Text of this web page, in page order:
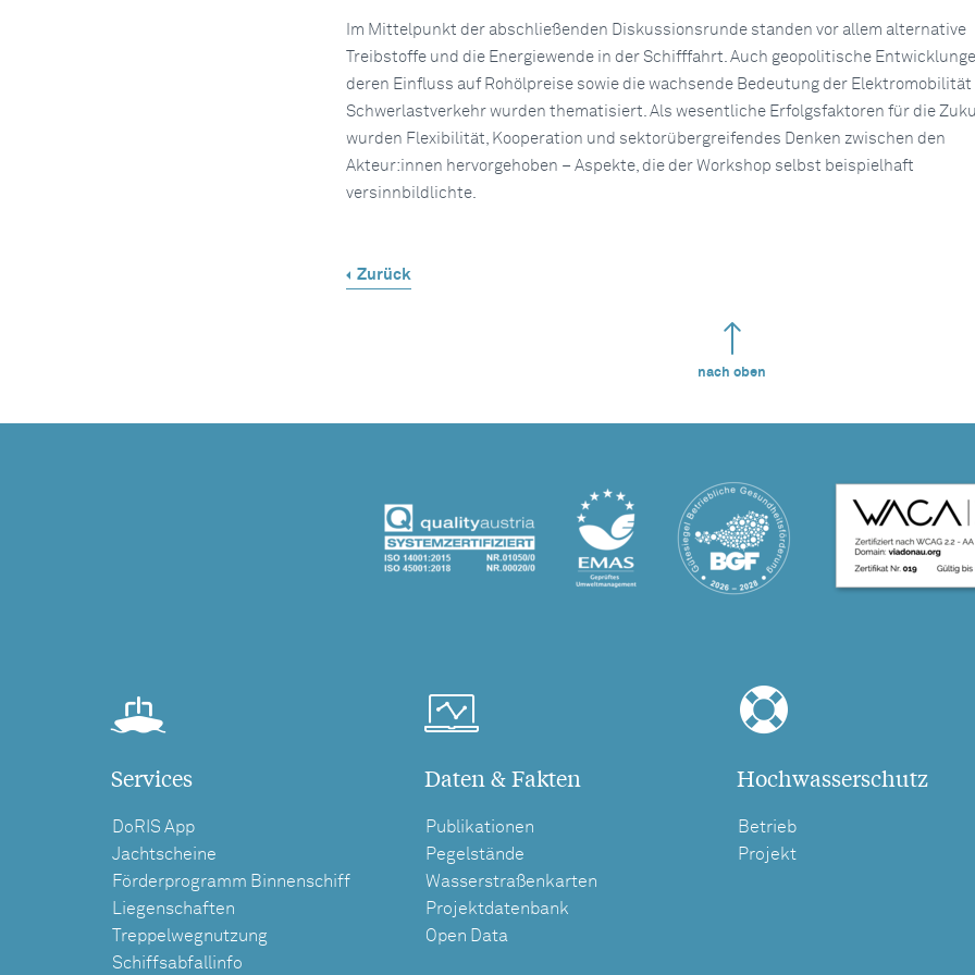
Im Mittelpunkt der abschließenden Diskussionsrunde standen vor allem alternative
Treibstoffe und die Energiewende in der Schifffahrt. Auch geopolitische
deren Einfluss auf Rohölpreise sowie die wachsende Bedeutung der Elektromobilität
Schwerlastverkehr wurden thematisiert. Als wesentliche Erfolgsfaktoren für die
wurden Flexibilität, Kooperation und sektorübergreifendes Denken zwischen den
Akteur:innen hervorgehoben – Aspekte, die der Workshop selbst beispielhaft
versinnbildlichte.
Zurück
nach oben
Services
DoRIS App
Jachtscheine
Förderprogramm Binnenschiff
Liegenschaften
Treppelwegnutzung
Schiffsabfallinfo
Daten & Fakten
Publikationen
Pegelstände
Wasserstraßenkarten
Projektdatenbank
Open Data
Hochwasserschutz
Betrieb
Projekt